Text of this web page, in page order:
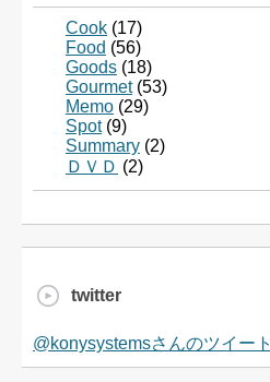
Cook (17)
Food (56)
Goods (18)
Gourmet(53)
Memo (29)
Spot(9)
Summary (2)
ＤＶＤ (2)
twitter
@konysystemsさんのツイート